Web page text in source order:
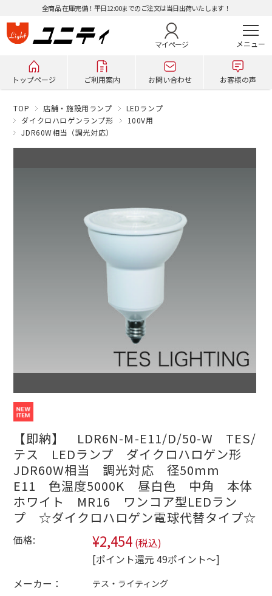
全商品 在庫完備！平日12:00までのご注文は当日出荷いたします！
マイページ
トップページ ご利用案内 お問い合わせ お客様の声
TOP 店舗・施設用ランプ
LEDランプ
ダイクロハロゲンランプ形
100V用
JDR60W相当（調光対応）
【即納】 LDR6N-M-E11/D/50-W TES/
テス LEDランプ ダイクロハロゲン形
JDR60W相当 調光対応 径50mm
E11 色温度5000K 昼白色 中角 本体
ホワイト MR16 ワンコア型LEDラン
プ ☆ダイクロハロゲン電球代替タイプ☆
価格: ¥2,454 (税込)
[ポイント還元 49ポイント～]
メーカー：
テス・ライティング